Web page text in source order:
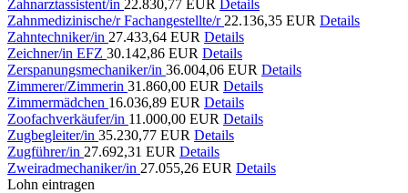
Zahnarztassistent/in 22.830,77 EUR Details
Zahnmedizinische/r Fachangestellte/r 22.136,35 EUR Details
Zahntechniker/in 27.433,64 EUR Details
Zeichner/in EFZ 30.142,86 EUR Details
Zerspanungsmechaniker/in 36.004,06 EUR Details
Zimmerer/Zimmerin 31.860,00 EUR Details
Zimmermädchen 16.036,89 EUR Details
Zoofachverkäufer/in 11.000,00 EUR Details
Zugbegleiter/in 35.230,77 EUR Details
Zugführer/in 27.692,31 EUR Details
Zweiradmechaniker/in 27.055,26 EUR Details
Lohn eintragen